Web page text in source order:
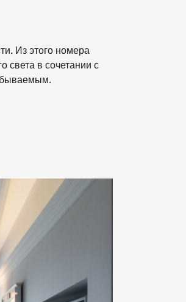
Из этого номера
в сочетании с